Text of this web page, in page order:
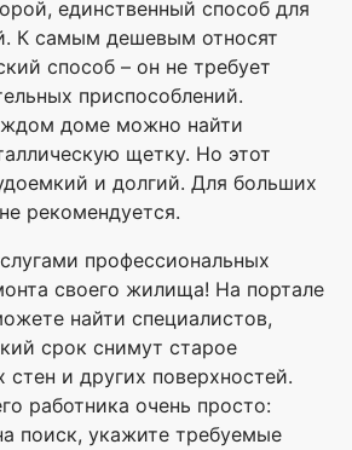
единственный способ для
К самым дешевым относят
способ – он не требует
приспособлений.
доме можно найти
щетку. Но этот
и долгий. Для больших
рекомендуется.
профессиональных
своего жилища! На портале
найти специалистов,
срок снимут старое
и других поверхностей.
работника очень просто:
поиск, укажите требуемые